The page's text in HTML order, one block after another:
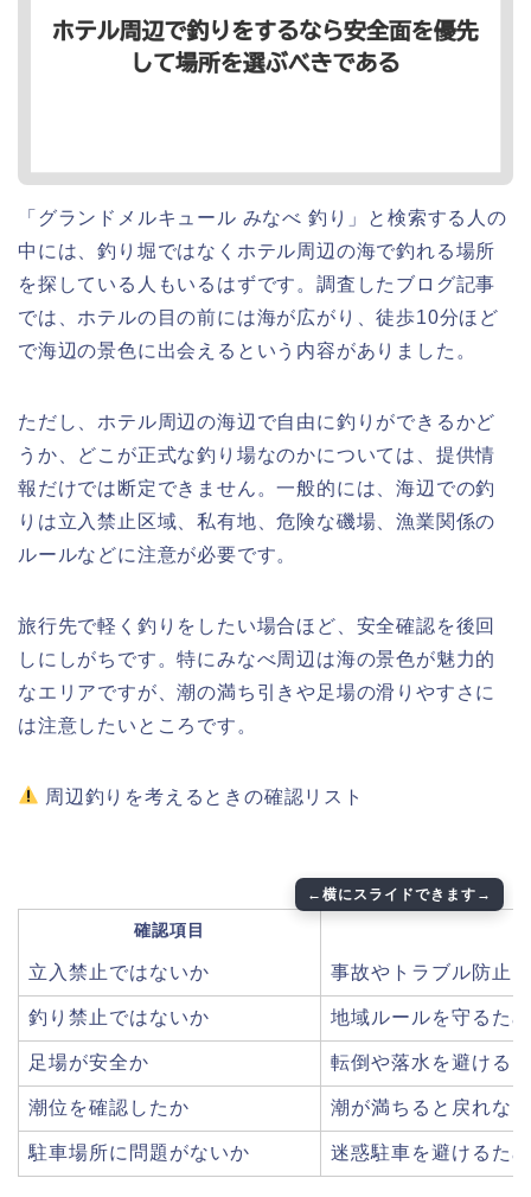
「グランドメルキュール みなべ 釣り」と検索する人の
中には、釣り堀ではなくホテル周辺の海で釣れる場所
を探している人もいるはずです。調査したブログ記事
では、ホテルの目の前には海が広がり、徒歩10分ほど
で海辺の景色に出会えるという内容がありました。
ただし、ホテル周辺の海辺で自由に釣りができるかど
うか、どこが正式な釣り場なのかについては、提供情
報だけでは断定できません。一般的には、海辺での釣
りは立入禁止区域、私有地、危険な磯場、漁業関係の
ルールなどに注意が必要です。
旅行先で軽く釣りをしたい場合ほど、安全確認を後回
しにしがちです。特にみなべ周辺は海の景色が魅力的
なエリアですが、潮の満ち引きや足場の滑りやすさに
は注意したいところです。
周辺釣りを考えるときの確認リスト
確認項目
立入禁止ではないか 事故やトラブル防止
釣り禁止ではないか 地域ルールを守るため
足場が安全か 転倒や落水を避ける
潮位を確認したか 潮が満ちると戻れな
駐車場所に問題がないか 迷惑駐車を避けるため